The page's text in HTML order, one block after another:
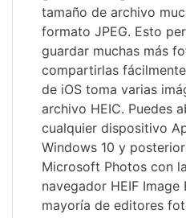
tamaño de archivo
formato JPEG. Esto
guardar muchas más
compartirlas
de iOS toma varias
archivo HEIC. Puedes
cualquier dispositivo
Windows 10 y
Microsoft Photos con
navegador HEIF
mayoría de editores